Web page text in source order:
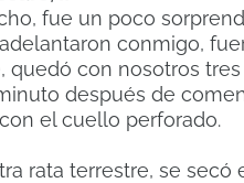
fue un poco
conmigo,
quedó con nosotros
después de
el cuello perforado.
rata terrestre, se secó